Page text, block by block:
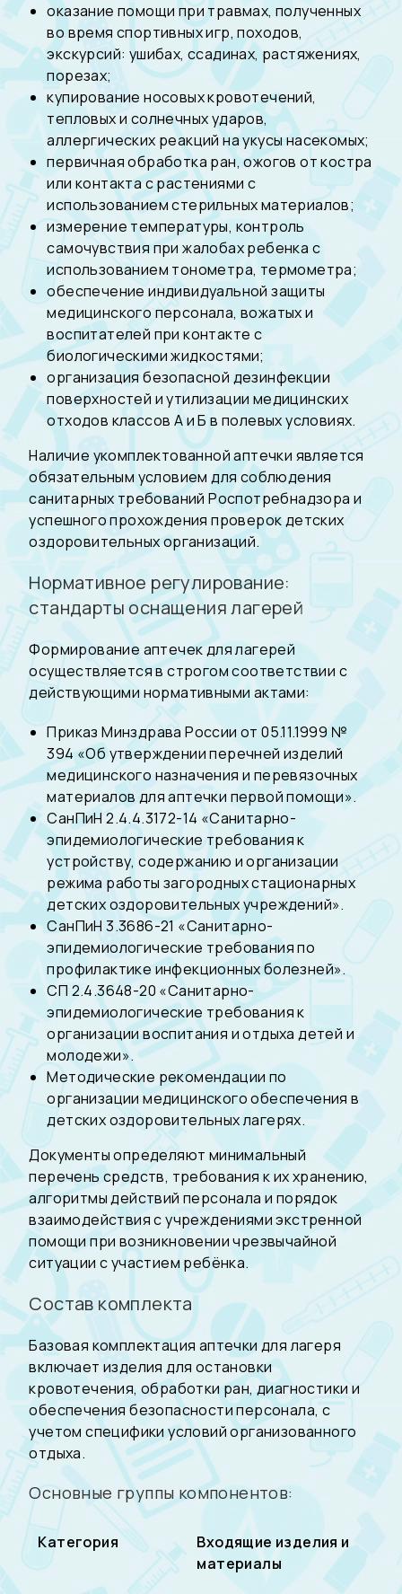
оказание помощи при травмах, полученных
во время спортивных игр, походов,
экскурсий: ушибах, ссадинах, растяжениях,
порезах;
купирование носовых кровотечений,
тепловых и солнечных ударов,
аллергических реакций на укусы насекомых;
первичная обработка ран, ожогов от костра
или контакта с растениями с
использованием стерильных материалов;
измерение температуры, контроль
самочувствия при жалобах ребенка с
использованием тонометра, термометра;
обеспечение индивидуальной защиты
медицинского персонала, вожатых и
воспитателей при контакте с
биологическими жидкостями;
организация безопасной дезинфекции
поверхностей и утилизации медицинских
отходов классов А и Б в полевых условиях.
Наличие укомплектованной аптечки является
обязательным условием для соблюдения
санитарных требований Роспотребнадзора и
успешного прохождения проверок детских
оздоровительных организаций.
Нормативное регулирование:
стандарты оснащения лагерей
Формирование аптечек для лагерей
осуществляется в строгом соответствии с
действующими нормативными актами:
Приказ Минздрава России от 05.11.1999 №
394 «Об утверждении перечней изделий
медицинского назначения и перевязочных
материалов для аптечки первой помощи».
СанПиН 2.4.4.3172-14 «Санитарно-
эпидемиологические требования к
устройству, содержанию и организации
режима работы загородных стационарных
детских оздоровительных учреждений».
СанПиН 3.3686-21 «Санитарно-
эпидемиологические требования по
профилактике инфекционных болезней».
СП 2.4.3648-20 «Санитарно-
эпидемиологические требования к
организации воспитания и отдыха детей и
молодежи».
Методические рекомендации по
организации медицинского обеспечения в
детских оздоровительных лагерях.
Документы определяют минимальный
перечень средств, требования к их хранению,
алгоритмы действий персонала и порядок
взаимодействия с учреждениями экстренной
помощи при возникновении чрезвычайной
ситуации с участием ребёнка.
Состав комплекта
Базовая комплектация аптечки для лагеря
включает изделия для остановки
кровотечения, обработки ран, диагностики и
обеспечения безопасности персонала, с
учетом специфики условий организованного
отдыха.
Основные группы компонентов:
Категория
Входящие изделия и
материалы